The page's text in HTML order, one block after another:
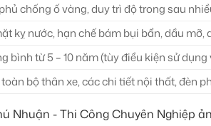
chống ố vàng, duy trì độ trong sau
kỵ nước, hạn chế bám bụi bẩn, dầu mỡ,
bình từ 5 – 10 năm (tùy điều kiện sử
bộ thân xe, các chi tiết nội thất, đèn